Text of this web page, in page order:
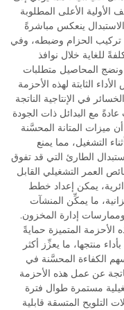
الأولية الأعلى المطلوبة
ينعكس مباشرةً
تركيب الحزام وضبطه، وفي
للغاية خلال نوافذ
المحاصيل متطلبات
الثابتة لهذه الأحزمة
في الإنتاجية الناتجة
مع البدائل ذات الجودة
ميزات المتانة المحسَّنة
التشغيل، مما يمنع
الطارئ التي قد تفوق
العمر التشغيلي القابل
يمكن إعداد خطط
ما يمكِّن المنشآت
إدارة المخزون.
الأحزمة المتميزة حمايةً
منتجها، ما يعزِّز أكثر
الكفاءة المحسَّنة في
عن عمل هذه الأحزمة
مستمرة طوال فترة
التلويح المتسقة قابلية